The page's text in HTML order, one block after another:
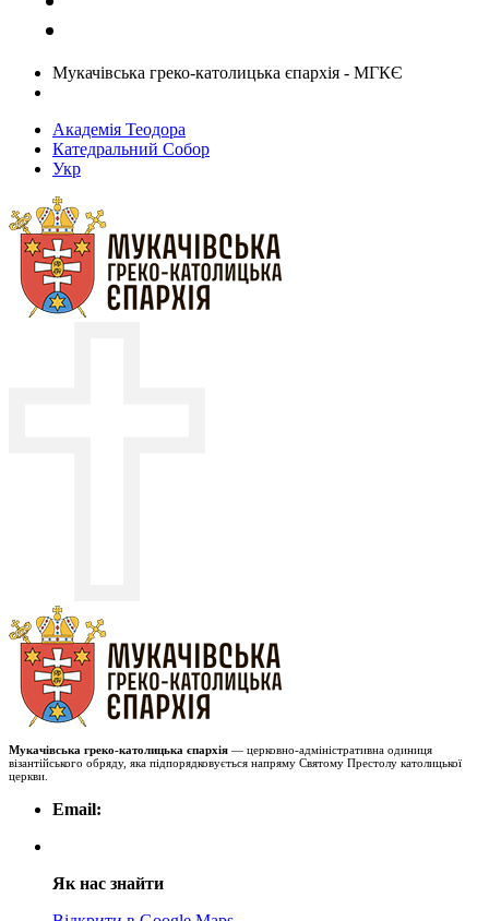
Мукачівська греко-католицька єпархія - МГКЄ
Академія Теодора
Катедральний Собор
Укр
Мукачівська греко-католицька єпархія — церковно-адміністративна одиниця
візантійського обряду, яка підпорядковується напряму Святому Престолу католицької
церкви.
Email:
Як нас знайти